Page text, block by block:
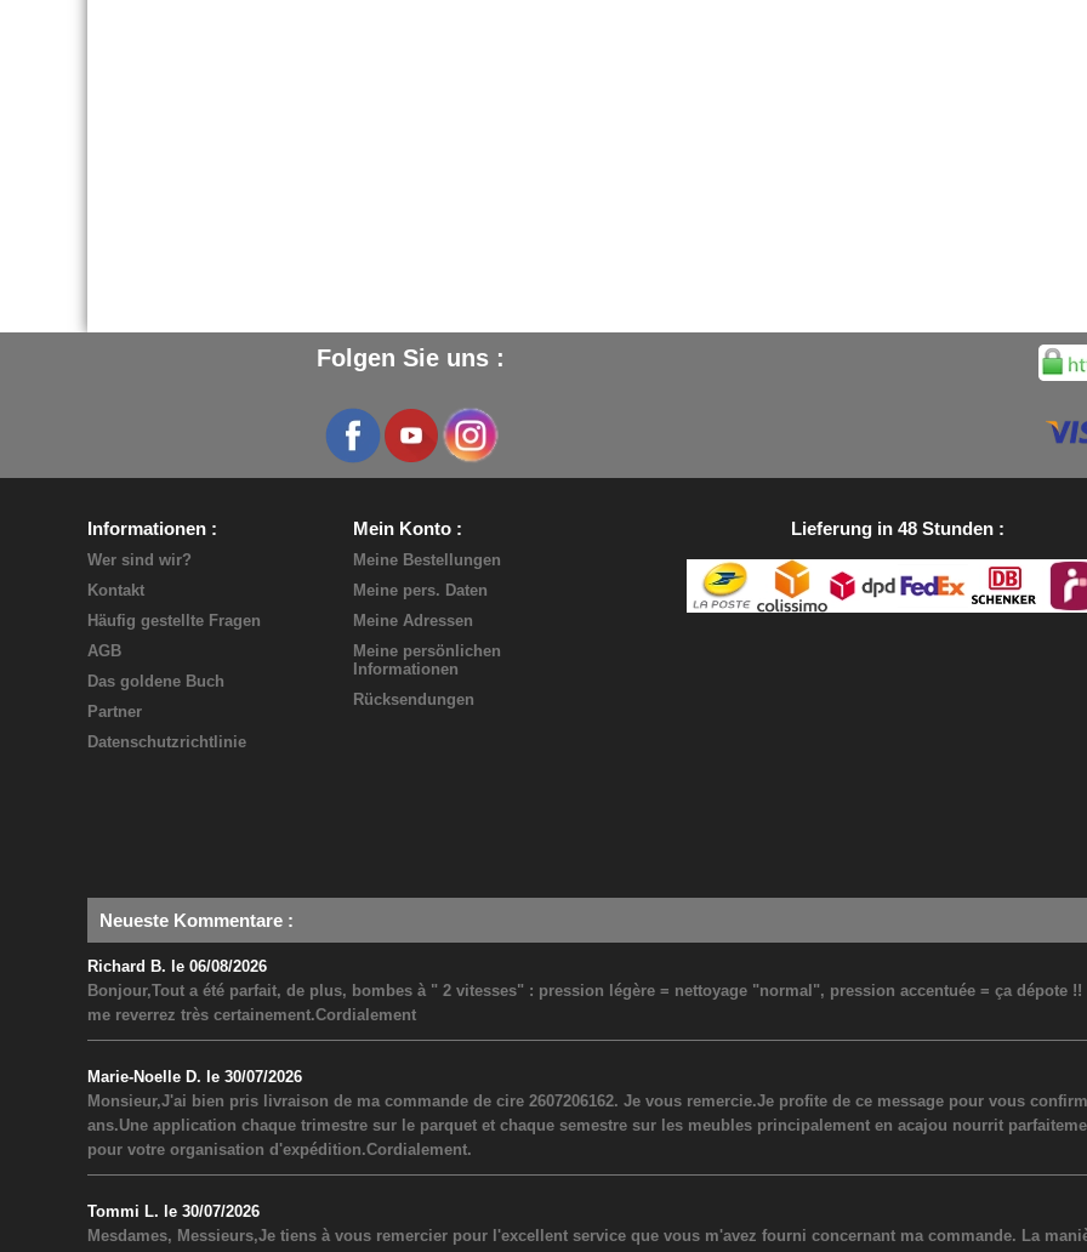
Folgen Sie uns :
Informationen
Wer sind wir?
Kontakt
Häufig gestellte Fragen
AGB
Das goldene Buch
Partner
Datenschutzrichtlinie
Mein Konto
Meine Bestellungen
Meine pers. Daten
Meine Adressen
Meine persönlichen
Informationen
Rücksendungen
Lieferung in 48 Stunden
Neueste Kommentare :
Richard B. le 06/08/2026
Bonjour,Tout a été parfait, de plus, bombes à " 2 vitesses" : pression légère = nettoyage "normal", pression accentuée = ça dépote
me reverrez très certainement.Cordialement
Marie-Noelle D. le 30/07/2026
Monsieur,J'ai bien pris livraison de ma commande de cire 2607206162. Je vous remercie.Je profite de ce message pour vous
ans.Une application chaque trimestre sur le parquet et chaque semestre sur les meubles principalement en acajou nourrit
pour votre organisation d'expédition.Cordialement.
Tommi L. le 30/07/2026
Mesdames, Messieurs,Je tiens à vous remercier pour l'excellent service que vous m'avez fourni concernant ma commande. La